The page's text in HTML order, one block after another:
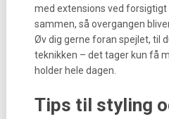
med extensions ved
sammen, så overgangen
Øv dig gerne foran spejlet, til
teknikken – det tager kun få
holder hele dagen.
Tips til styling